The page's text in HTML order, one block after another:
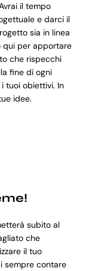
il tempo
e darci il
sia in linea
qui per apportare
che rispecchi
fine di ogni
tuoi obiettivi. In
idee.
subito al
che
il tuo
sempre contare